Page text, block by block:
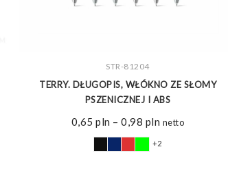
ZOBACZ WIĘCEJ
STR-81204
TERRY. DŁUGOPIS, WŁÓKNO ZE SŁOMY
PSZENICZNEJ I ABS
0,65pln – 0,98 pln Zakres
od
netto
+2